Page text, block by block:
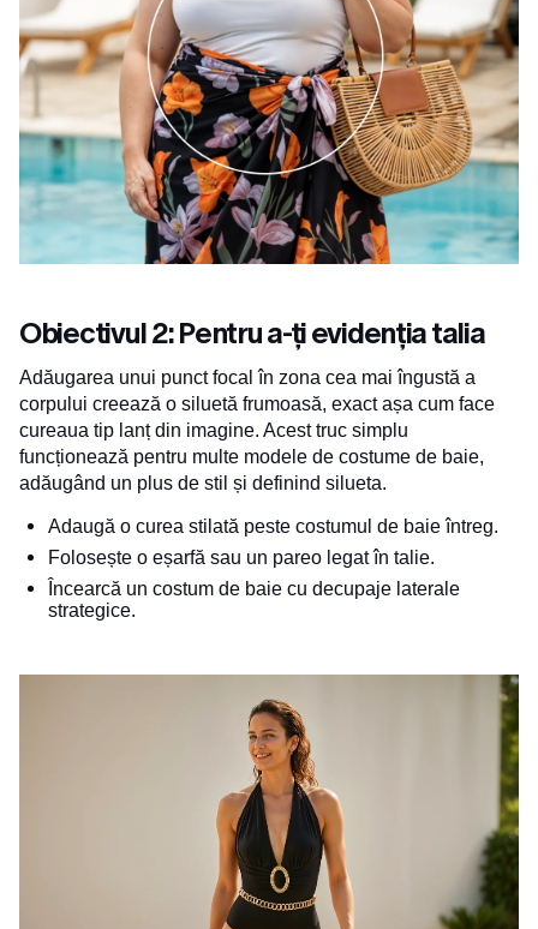
Obiectivul 2: Pentru a-ți evidenția talia
Adăugarea unui punct focal în zona cea mai îngustă a
corpului creează o siluetă frumoasă, exact așa cum face
cureaua tip lanț din imagine. Acest truc simplu
funcționează pentru multe modele de costume de baie,
adăugând un plus de stil și definind silueta.
Adaugă o curea stilată peste costumul de baie întreg.
Folosește o eșarfă sau un pareo legat în talie.
Încearcă un costum de baie cu decupaje laterale
strategice.